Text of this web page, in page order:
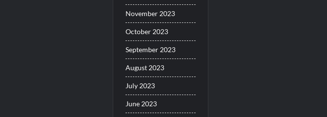
November 2023
October 2023
September 2023
August 2023
July 2023
June 2023